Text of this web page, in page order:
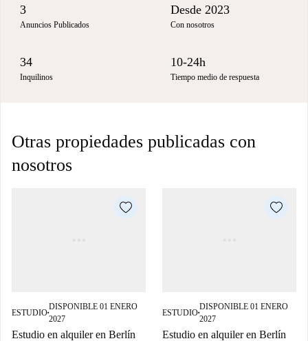
3
Anuncios Publicados
Desde 2023
Con nosotros
34
Inquilinos
10-24h
Tiempo medio de respuesta
Otras propiedades publicadas con
nosotros
ESTUDIO■
DISPONIBLE 01 ENERO
2027
Estudio en alquiler en Berlín
ESTUDIO■
DISPONIBLE 01 ENERO
2027
Estudio en alquiler en Berlín